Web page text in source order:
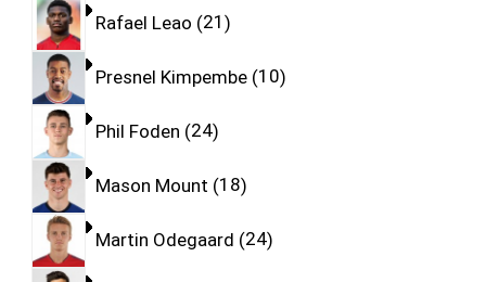
Rafael Leao 21
Presnel Kimpembe 10
Phil Foden 24
Mason Mount 18
Martin Odegaard 24